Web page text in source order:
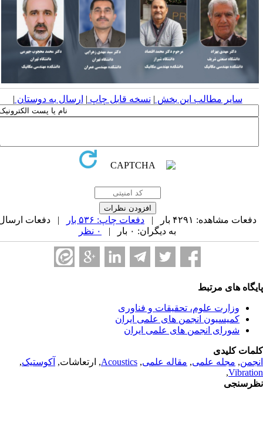
سایر مطالب این بخش | نسخه قابل چاپ| ارسال به دوستان|
دفعات مشاهده: ۴۲۹۱ بار | دفعات چاپ: ۵۳۶ بار
| دفعات ارسال
به دیگران: ۰ بار |
های مرتبط
وزارت علوم، تحقیقات و فناوری
کمیسیون انجمن های علمی ایران
شورای انجمن های علمی ایران
کلیدی
,مجله علمی, مقاله علمی,
Acoustics, ارتعاشات,آکوستیک,
,